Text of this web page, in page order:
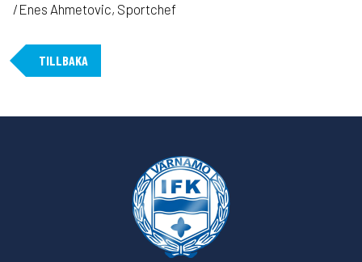
/Enes Ahmetovic, Sportchef
TILLBAKA